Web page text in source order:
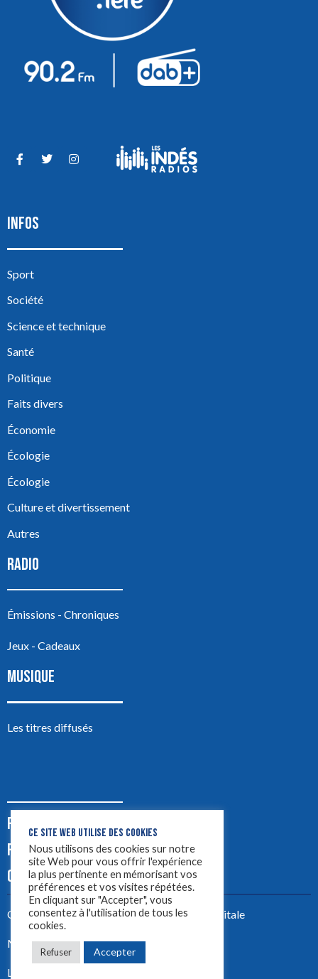
INFOS
Sport
Société
Science et technique
Santé
Politique
Faits divers
Économie
Écologie
Écologie
Culture et divertissement
Autres
RADIO
Émissions - Chroniques
Jeux - Cadeaux
MUSIQUE
Les titres diffusés
PODCASTS
PUB
CONTACT
Créez votre site avecYellowtie – Agence Digitale
Mentions légales
LYON 1ère 2023 ©
CE SITE WEB UTILISE DES COOKIES
Nous utilisons des cookies sur notre
site Web pour vous offrir l'expérience
la plus pertinente en mémorisant vos
préférences et vos visites répétées.
En cliquant sur "Accepter", vous
consentez à l'utilisation de tous les
cookies.
Refuser Accepter